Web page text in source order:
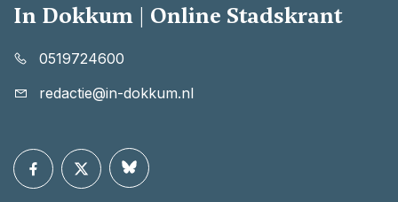
In Dokkum | Online Stadskrant
0519724600
redactie@in-dokkum.nl